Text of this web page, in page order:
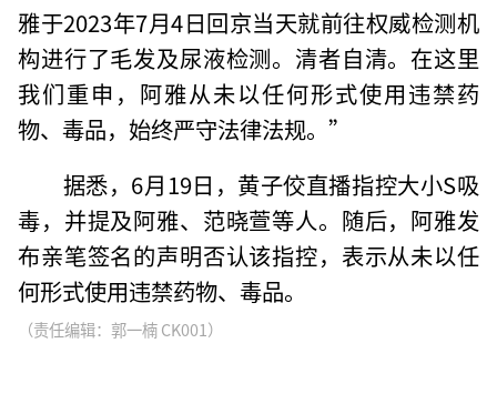
雅于2023年7月4日回京当天就前往权威检测机
构进行了毛发及尿液检测。清者自清。在这里
我们重申，阿雅从未以任何形式使用违禁药
物、毒品，始终严守法律法规。”
据悉，6月19日，黄子佼直播指控大小S吸
毒，并提及阿雅、范晓萱等人。随后，阿雅发
布亲笔签名的声明否认该指控，表示从未以任
何形式使用违禁药物、毒品。
（责任编辑：郭一楠 CK001）